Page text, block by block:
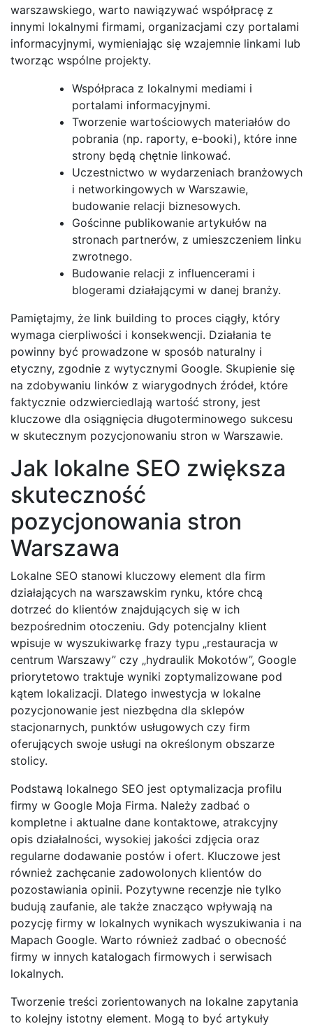
warszawskiego, warto nawiązywać współpracę z
innymi lokalnymi firmami, organizacjami czy portalami
informacyjnymi, wymieniając się wzajemnie linkami lub
tworząc wspólne projekty.
Współpraca z lokalnymi mediami i
portalami informacyjnymi.
Tworzenie wartościowych materiałów do
pobrania (np. raporty, e-booki), które inne
strony będą chętnie linkować.
Uczestnictwo w wydarzeniach branżowych
i networkingowych w Warszawie,
budowanie relacji biznesowych.
Gościnne publikowanie artykułów na
stronach partnerów, z umieszczeniem linku
zwrotnego.
Budowanie relacji z influencerami i
blogerami działającymi w danej branży.
Pamiętajmy, że link building to proces ciągły, który
wymaga cierpliwości i konsekwencji. Działania te
powinny być prowadzone w sposób naturalny i
etyczny, zgodnie z wytycznymi Google. Skupienie się
na zdobywaniu linków z wiarygodnych źródeł, które
faktycznie odzwierciedlają wartość strony, jest
kluczowe dla osiągnięcia długoterminowego sukcesu
w skutecznym pozycjonowaniu stron w Warszawie.
Jak lokalne SEO zwiększa
skuteczność
pozycjonowania stron
Warszawa
Lokalne SEO stanowi kluczowy element dla firm
działających na warszawskim rynku, które chcą
dotrzeć do klientów znajdujących się w ich
bezpośrednim otoczeniu. Gdy potencjalny klient
wpisuje w wyszukiwarkę frazy typu „restauracja w
centrum Warszawy” czy „hydraulik Mokotów”, Google
priorytetowo traktuje wyniki zoptymalizowane pod
kątem lokalizacji. Dlatego inwestycja w lokalne
pozycjonowanie jest niezbędna dla sklepów
stacjonarnych, punktów usługowych czy firm
oferujących swoje usługi na określonym obszarze
stolicy.
Podstawą lokalnego SEO jest optymalizacja profilu
firmy w Google Moja Firma. Należy zadbać o
kompletne i aktualne dane kontaktowe, atrakcyjny
opis działalności, wysokiej jakości zdjęcia oraz
regularne dodawanie postów i ofert. Kluczowe jest
również zachęcanie zadowolonych klientów do
pozostawiania opinii. Pozytywne recenzje nie tylko
budują zaufanie, ale także znacząco wpływają na
pozycję firmy w lokalnych wynikach wyszukiwania i na
Mapach Google. Warto również zadbać o obecność
firmy w innych katalogach firmowych i serwisach
lokalnych.
Tworzenie treści zorientowanych na lokalne zapytania
to kolejny istotny element. Mogą to być artykuły